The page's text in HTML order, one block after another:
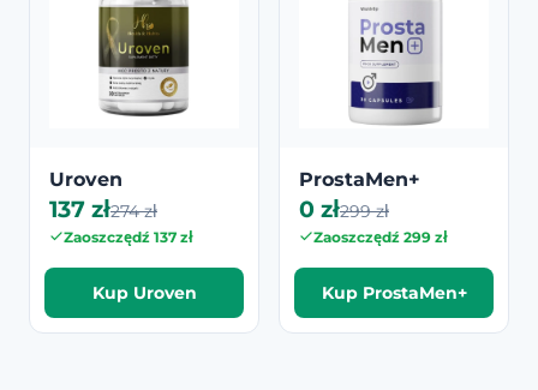
Uroven
137 zł274 zł
Zaoszczędź 137 zł
Kup Uroven
ProstaMen+
0 zł299 zł
Zaoszczędź 299 zł
Kup ProstaMen+